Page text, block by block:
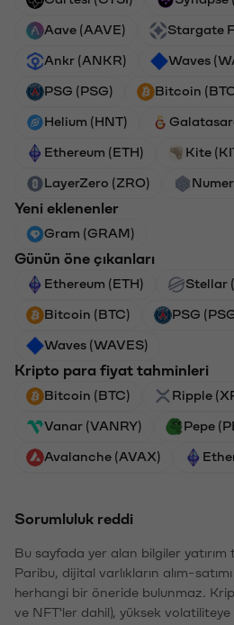
Aave (AAVE) Stargate
Ankr (ANKR) Waves
PSG (PSG) Bitcoin
Helium (HNT)
Ethereum (ETH) Kite
LayerZero (ZRO)
Yeni eklenenler
Gram (GRAM)
Günün öne çıkanları
Ethereum (ETH) Stellar
Bitcoin (BTC) PSG
Waves (WAVES)
Kripto para fiyat tahminleri
Bitcoin (BTC) Ripple
Vanar (VANRY) Pepe
Avalanche (AVAX)
Sorumluluk reddi
Bu sayfada yer alan bilgiler yatırım
Paribu, dijital varlıkların alım-
herhangi bir öneride bulunmaz.
ve NFT'ler dahil), yüksek